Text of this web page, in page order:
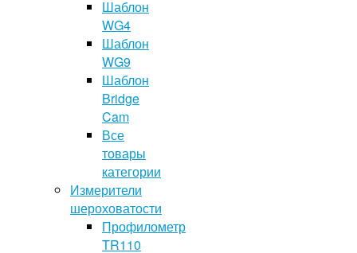
Шаблон
WG4
Шаблон
WG9
Шаблон
Bridge
Cam
Все
товары
категории
Измерители
шероховатости
Профилометр
TR110